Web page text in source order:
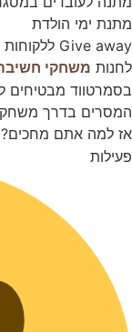
מתנת ימי הולדת
Give away ללקוחות בכנסים או פגישות
לחנות משחקי
בסמרטווד מבטיחים
המסרים בדרך
אז למה אתם מחכים?
פעילות